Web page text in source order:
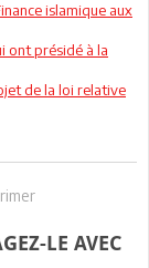
islamique aux
ont présidé à la
de la loi relative
LE AVEC